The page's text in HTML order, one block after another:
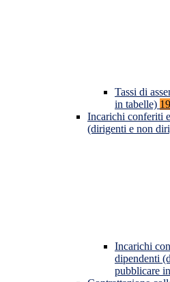
Tassi di
in tabelle) 19
Incarichi conferiti
(dirigenti e non
Incarichi
dipendenti
pubblicare